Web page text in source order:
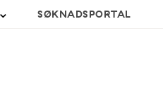
SØKNADSPORTAL